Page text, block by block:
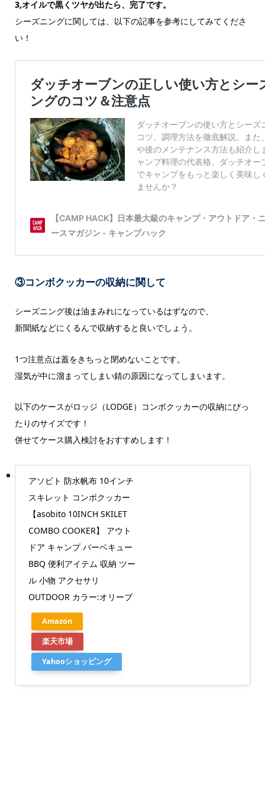
3,オイルで黒くツヤが出たら、完了です。
シーズニングに関しては、以下の記事を参考にしてみてくださ
い！
③コンボクッカーの収納に関して
シーズニング後は油まみれになっているはずなので、
新聞紙などにくるんで収納すると良いでしょう。
1つ注意点は蓋をきちっと閉めないことです。
湿気が中に溜まってしまい錆の原因になってしまいます。
以下のケースがロッジ（LODGE）コンボクッカーの収納にぴっ
たりのサイズです！
併せてケース購入検討をおすすめします！
アソビト 防水帆布 10インチ
スキレット コンボクッカー
【asobito 10INCH SKILET
COMBO COOKER】 アウト
ドア キャンプ バーベキュー
BBQ 便利アイテム 収納 ツー
ル 小物 アクセサリ
OUTDOOR カラー:オリーブ
Amazon
楽天市場
Yahooショッピング